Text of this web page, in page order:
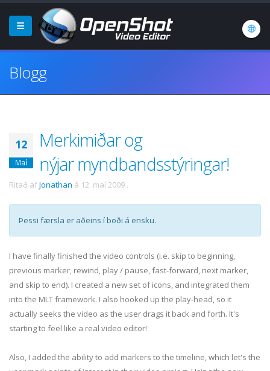
Blogg
12
Maí
Merkimiðar og
nýjar myndbandsstýringar!
Ritað afJonathan á 12. maí 2009 .
Þessi færsla er aðeins í boði á ensku.
I have finally finished the video controls (i.e. skip to beginning,
previous marker, rewind, play / pause, fast-forward, next marker,
and skip to end). I created a new set of icons, and integrated them
into the MLT framework. I also hooked up the play-head, so it
actually seeks the video as the user drags it back and forth. It's
starting to feel like a real video editor!
Also, I added the ability to add markers to the timeline, which let's the